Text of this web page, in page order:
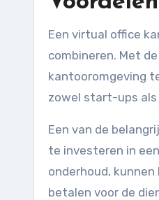
Een virtual office kan een geweldige oplossing zijn voor bedrijven die flexibiliteit en kostenbesparingen willen
combineren. Met
kantooromgeving
zowel start-ups
Een van de
te investeren in
onderhoud,
betalen voor de